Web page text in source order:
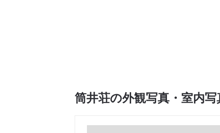
筒井荘の外観写真・室内写